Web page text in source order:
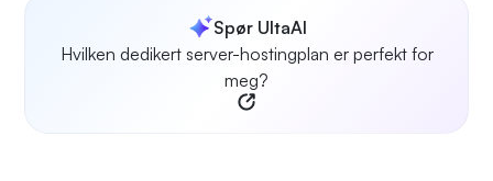
Spør UltaAI
Hvilken dedikert server-hostingplan er perfekt for
meg?